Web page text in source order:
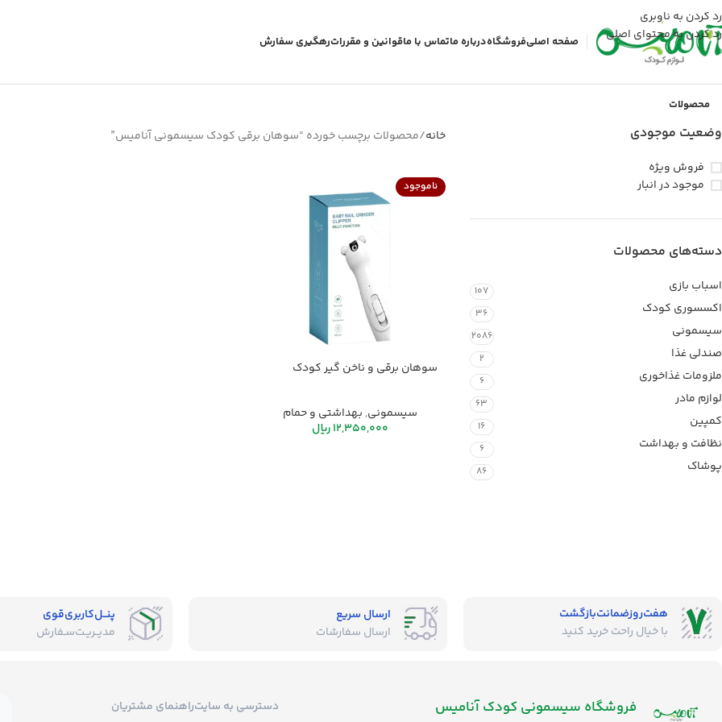
رد کردن به ناوبری
رد کردن به محتوای اصلی
صفحه اصلیفروشگاهدرباره ماتماس با ماقوانین و مقرراترهگیری سفارش
محصولات
وضعیت موجودی
فروش ویژه
موجود در انبار
دسته‌های محصولات
اسباب بازی 107
اکسسوری کودک 36
سیسمونی 2086
صندلی غذا 2
ملزومات غذاخوری 6
لوازم مادر 63
کمپین 16
نظافت و بهداشت 6
پوشاک 86
خانه محصولات برچسب خورده “سوهان برقی کودک سیسمونی آنامیس”
ناموجود
سوهان برقی و ناخن گیر کودک
سیسمونی, بهداشتی و حمام
12,350,000ریال
هفت‌روز‌ضمانت‌بازگشت
با خیال راحت خرید کنید
ارسال سریع
ارسال سفارشات
پنــل‌کاربری‌قوی
مدیــریـت‌سـفارش
فروشگاه‌ سیسمونی کودک آنامیس دسترسی به سایتراهنمای مشتریان